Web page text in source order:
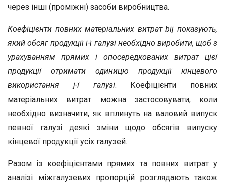
через інші (проміжні) засоби виробництва.
Коефіцієнти повних матеріальних витрат bij показують,
який обсяг продукції і-ї галузі необхідно виробити, щоб з
урахуванням прямих і опосередкованих витрат цієї
продукції отримати одиницю продукції кінцевого
використання j-ї галузі. Коефіцієнти повних
матеріальних витрат можна застосовувати, коли
необхідно визначити, як вплинуть на валовий випуск
певної галузі деякі зміни щодо обсягів випуску
кінцевої продукції усіх галузей.
Разом із коефіцієнтами прямих та повних витрат у
аналізі міжгалузевих пропорцій розглядають також